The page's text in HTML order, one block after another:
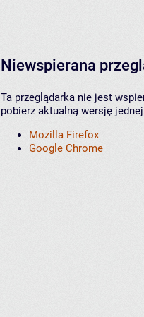
Niewspierana
Ta przeglądarka nie jest
pobierz aktualną wersję
Mozilla Firefox
Google Chrome